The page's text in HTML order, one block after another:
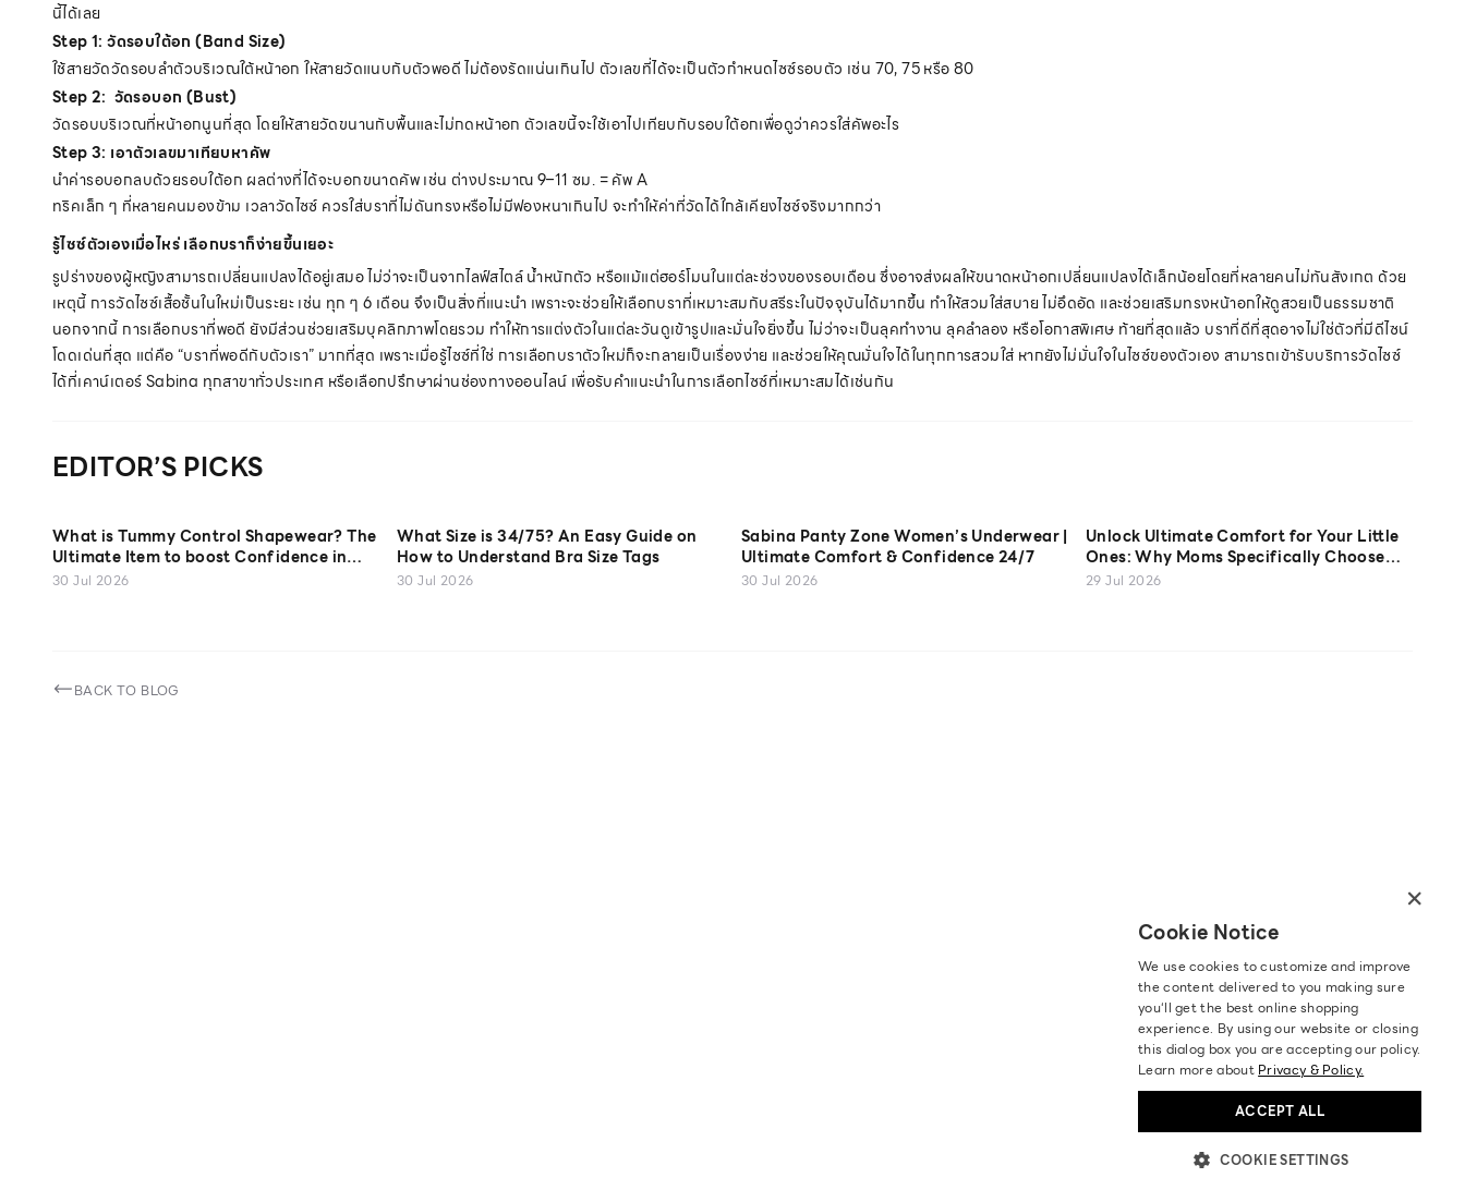
นี้ได้เลย
Step 1: วัดรอบใต้อก (Band Size)
ใช้สายวัดวัดรอบลำตัวบริเวณใต้หน้าอก ให้สายวัดแนบกับตัวพอดี ไม่ต้องรัดแน่นเกินไป ตัวเลขที่ได้จะเป็นตัวกำหนดไซซ์รอบตัว เช่น 70, 75 หรือ 80
Step 2: วัดรอบอก (Bust)
วัดรอบบริเวณที่หน้าอกนูนที่สุด โดยให้สายวัดขนานกับพื้นและไม่กดหน้าอก ตัวเลขนี้จะใช้เอาไปเทียบกับรอบใต้อกเพื่อดูว่าควรใส่คัพอะไร
Step 3: เอาตัวเลขมาเทียบหาคัพ
นำค่ารอบอกลบด้วยรอบใต้อก ผลต่างที่ได้จะบอกขนาดคัพ เช่น ต่างประมาณ 9–11 ซม. = คัพ A
ทริคเล็ก ๆ ที่หลายคนมองข้าม เวลาวัดไซซ์ ควรใส่บราที่ไม่ดันทรงหรือไม่มีฟองหนาเกินไป จะทำให้ค่าที่วัดได้ใกล้เคียงไซซ์จริงมากกว่า
รู้ไซซ์ตัวเองเมื่อไหร่ เลือกบราก็ง่ายขึ้นเยอะ
รูปร่างของผู้หญิงสามารถเปลี่ยนแปลงได้อยู่เสมอ ไม่ว่าจะเป็นจากไลฟ์สไตล์ น้ำหนักตัว หรือแม้แต่ฮอร์โมนในแต่ละช่วงของรอบเดือน ซึ่งอาจส่งผลให้ขนาดหน้าอกเปลี่ยนแปลงได้เล็กน้อยโดยที่หลายคนไม่ทันสังเกต ด้วย
เหตุนี้ การวัดไซซ์เสื้อชั้นในใหม่เป็นระยะ เช่น ทุก ๆ 6 เดือน จึงเป็นสิ่งที่แนะนำ เพราะจะช่วยให้เลือกบราที่เหมาะสมกับสรีระในปัจจุบันได้มากขึ้น ทำให้สวมใส่สบาย ไม่อึดอัด และช่วยเสริมทรงหน้าอกให้ดูสวยเป็นธรรมชาติ
นอกจากนี้ การเลือกบราที่พอดี ยังมีส่วนช่วยเสริมบุคลิกภาพโดยรวม ทำให้การแต่งตัวในแต่ละวันดูเข้ารูปและมั่นใจยิ่งขึ้น ไม่ว่าจะเป็นลุคทำงาน ลุคลำลอง หรือโอกาสพิเศษ ท้ายที่สุดแล้ว บราที่ดีที่สุดอาจไม่ใช่ตัวที่มีดีไซน์
โดดเด่นที่สุด แต่คือ “บราที่พอดีกับตัวเรา” มากที่สุด เพราะเมื่อรู้ไซซ์ที่ใช่ การเลือกบราตัวใหม่ก็จะกลายเป็นเรื่องง่าย และช่วยให้คุณมั่นใจได้ในทุกการสวมใส่ หากยังไม่มั่นใจในไซซ์ของตัวเอง สามารถเข้ารับบริการวัดไซซ์
ได้ที่เคาน์เตอร์ Sabina ทุกสาขาทั่วประเทศ หรือเลือกปรึกษาผ่านช่องทางออนไลน์ เพื่อรับคำแนะนำในการเลือกไซซ์ที่เหมาะสมได้เช่นกัน
EDITOR’S PICKS
What is Tummy Control Shapewear? The
Ultimate Item to boost Confidence in
Every Look
30 Jul 2026
What Size is 34/75? An Easy Guide on
How to Understand Bra Size Tags
30 Jul 2026
Sabina Panty Zone Women’s Underwear |
Ultimate Comfort & Confidence 24/7
30 Jul 2026
Unlock Ultimate Comfort for Your Little
Ones: Why Moms Specifically Choose
Sabina Kids' Cotton USA Camisoles
29 Jul 2026
BACK TO BLOG
×
Cookie Notice
We use cookies to customize and improve
the content delivered to you making sure
you‘ll get the best online shopping
experience. By using our website or closing
this dialog box you are accepting our policy.
Learn more about Privacy & Policy.
ACCEPT ALL
COOKIE SETTINGS